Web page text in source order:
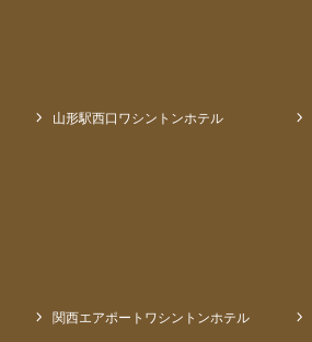
山形駅西口ワシントンホテル
関西エアポートワシントンホテル